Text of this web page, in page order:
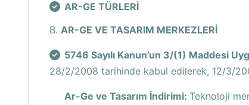
AR-GE TÜRLERİ
B. AR-GE VE TASARIM MERKEZLERİ
5746 Sayılı Kanun’un 3/(1) Maddesi
28/2/2008 tarihinde kabul edilerek, 12/3/
Ar-Ge ve Tasarım İndirimi: Teknoloji